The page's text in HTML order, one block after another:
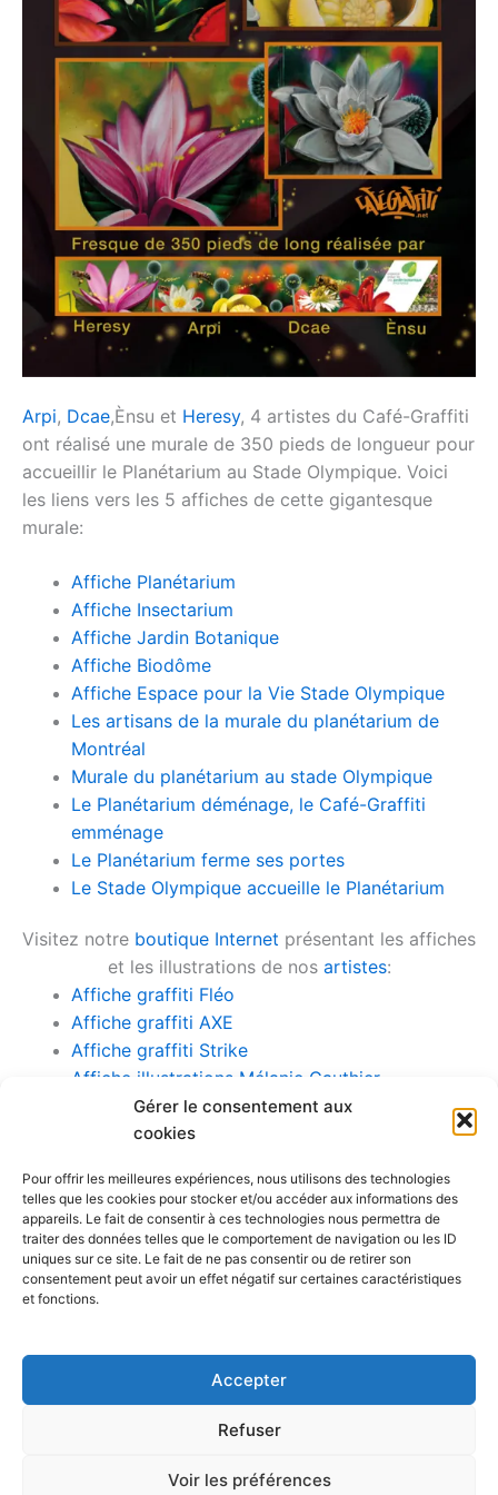
Gérer le consentement aux
cookies
Pour offrir les meilleures expériences, nous utilisons des technologies
telles que les cookies pour stocker et/ou accéder aux informations des
appareils. Le fait de consentir à ces technologies nous permettra de
traiter des données telles que le comportement de navigation ou les ID
uniques sur ce site. Le fait de ne pas consentir ou de retirer son
consentement peut avoir un effet négatif sur certaines caractéristiques
et fonctions.
Accepter
Refuser
Voir les préférences
Arpi, Dcae,Ènsu et Heresy, 4 artistes du Café-Graffiti
ont réalisé une murale de 350 pieds de longueur pour
accueillir le Planétarium au Stade Olympique. Voici
les liens vers les 5 affiches de cette gigantesque
murale:
Affiche Planétarium
Affiche Insectarium
Affiche Jardin Botanique
Affiche Biodôme
Affiche Espace pour la Vie Stade Olympique
Les artisans de la murale du planétarium de
Montréal
Murale du planétarium au stade Olympique
Le Planétarium déménage, le Café-Graffiti
emménage
Le Planétarium ferme ses portes
Le Stade Olympique accueille le Planétarium
Visitez notre boutique Internet présentant les affiches
et les illustrations de nos artistes:
Affiche graffiti Fléo
Affiche graffiti AXE
Affiche graffiti Strike
Affiche illustrations Mélanie Gauthier
Affiche illustrations Toxicart
Affiche illustrations Lucie Latour
Pour rejoindre un artiste du Café Graffiti: (514) 259-
6900cafegraffiti@cafegraffiti.net
Bistro le Ste Cath
(514) 256-9000cafegraffiti@cafegraffiti.net
3894 rue Sainte-Catherine Est, Bureau 012, Montréal (Qc)